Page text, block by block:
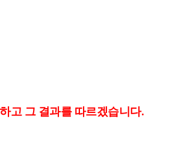
고 그 결과를 따르겠습니다.